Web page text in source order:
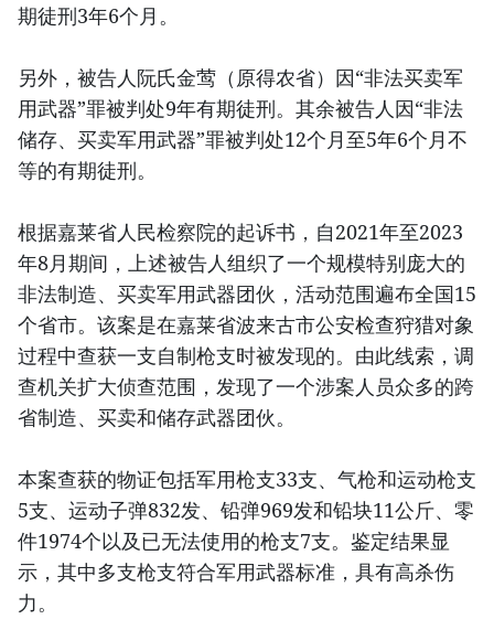
期徒刑3年6个月。
另外，被告人阮氏金莺（原得农省）因“非法买卖军
用武器”罪被判处9年有期徒刑。其余被告人因“非法
储存、买卖军用武器”罪被判处12个月至5年6个月不
等的有期徒刑。
根据嘉莱省人民检察院的起诉书，自2021年至2023
年8月期间，上述被告人组织了一个规模特别庞大的
非法制造、买卖军用武器团伙，活动范围遍布全国15
个省市。该案是在嘉莱省波来古市公安检查狩猎对象
过程中查获一支自制枪支时被发现的。由此线索，调
查机关扩大侦查范围，发现了一个涉案人员众多的跨
省制造、买卖和储存武器团伙。
本案查获的物证包括军用枪支33支、气枪和运动枪支
5支、运动子弹832发、铅弹969发和铅块11公斤、零
件1974个以及已无法使用的枪支7支。鉴定结果显
示，其中多支枪支符合军用武器标准，具有高杀伤
力。